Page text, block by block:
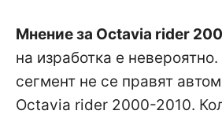
Мнение за Octavia rider
на изработка е невероятно.
сегмент не се правят
Octavia rider 2000-2010.